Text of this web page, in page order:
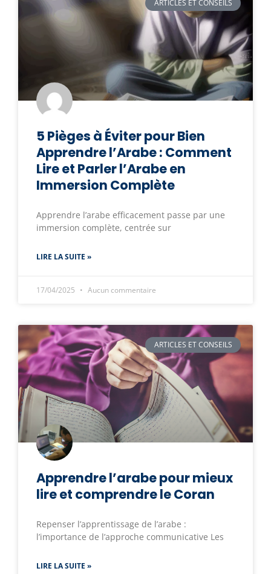
ARTICLES ET CONSEILS
5 Pièges à Éviter pour Bien
Apprendre l’Arabe : Comment
Lire et Parler l’Arabe en
Immersion Complète
Apprendre l’arabe efficacement passe par une
immersion complète, centrée sur
LIRE LA SUITE »
17/04/2025 Aucun commentaire
ARTICLES ET CONSEILS
Apprendre l’arabe pour mieux
lire et comprendre le Coran
Repenser l’apprentissage de l’arabe :
l’importance de l’approche communicative Les
LIRE LA SUITE »